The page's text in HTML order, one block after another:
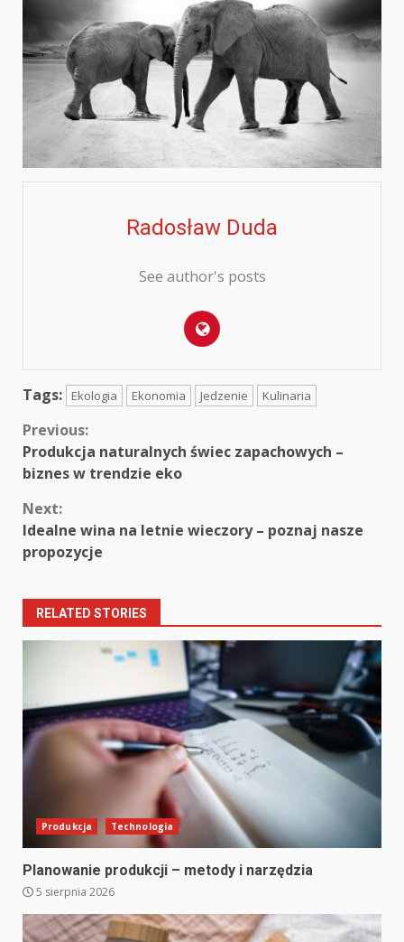
Radosław Duda
See author's posts
Tags: Ekologia Ekonomia Jedzenie Kulinaria
Continue
Reading
Previous:
Produkcja naturalnych świec zapachowych –
biznes w trendzie eko
Next:
Idealne wina na letnie wieczory – poznaj nasze
propozycje
RELATED STORIES
Produkcja Technologia
Planowanie produkcji – metody i narzędzia
5 sierpnia 2026